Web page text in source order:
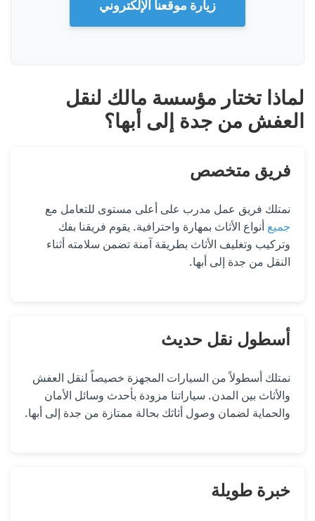
زيارة موقعنا الإلكتروني
لماذا تختار مؤسسة مالك لنقل
العفش من جدة إلى أبها؟
فريق متخصص
نمتلك فريق عمل مدرب على أعلى مستوى للتعامل مع
جميع أنواع الأثاث بمهارة واحترافية. يقوم فريقنا بفك
وتركيب وتغليف الأثاث بطريقة آمنة تضمن سلامته أثناء
النقل من جدة إلى أبها.
أسطول نقل حديث
نمتلك أسطولاً من السيارات المجهزة خصيصاً لنقل العفش
والأثاث بين المدن. سياراتنا مزودة بأحدث وسائل الأمان
والحماية لضمان وصول أثاثك بحالة ممتازة من جدة إلى أبها.
خبرة طويلة